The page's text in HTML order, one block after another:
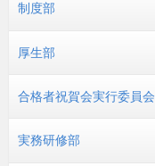
制度部
厚生部
合格者祝賀会実行委員会
実務研修部